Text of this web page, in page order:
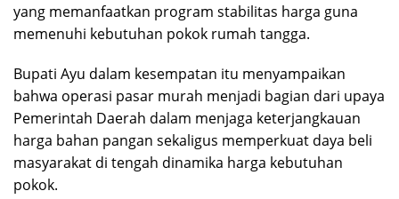
yang memanfaatkan program stabilitas harga guna
memenuhi kebutuhan pokok rumah tangga.
Bupati Ayu dalam kesempatan itu menyampaikan
bahwa operasi pasar murah menjadi bagian dari upaya
Pemerintah Daerah dalam menjaga keterjangkauan
harga bahan pangan sekaligus memperkuat daya beli
masyarakat di tengah dinamika harga kebutuhan
pokok.